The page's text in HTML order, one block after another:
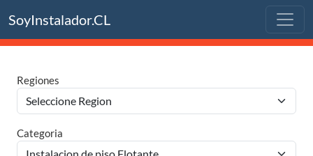
SoyInstalador.CL
Regiones
Categoria